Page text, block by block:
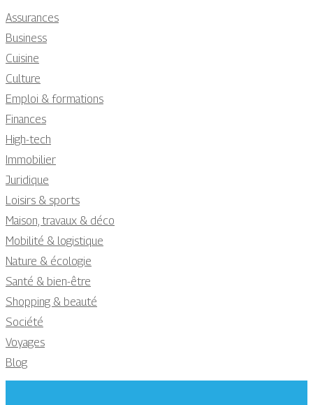
Assurances
Business
Cuisine
Culture
Emploi & formations
Finances
High-tech
Immobilier
Juridique
Loisirs & sports
Maison, travaux & déco
Mobilité & logistique
Nature & écologie
Santé & bien-être
Shopping & beauté
Société
Voyages
Blog